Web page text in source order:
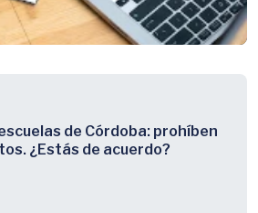
de Córdoba: prohíben
¿Estás de acuerdo?